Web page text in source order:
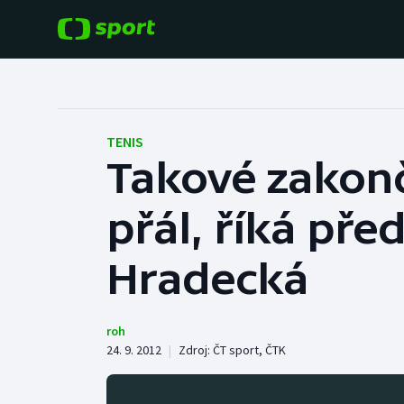
Hokej
Tenis
Atletika
Baseball a softbal
Basketbal
Biatlon
TENIS
Takové
přál, říká
Hradecká
roh
24. 9. 2012 | Zdroj: ČT sport, ČTK